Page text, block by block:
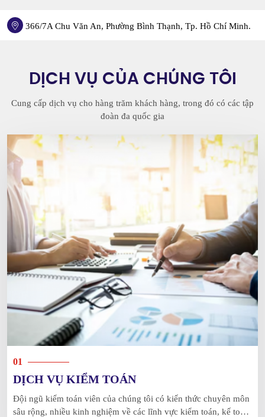
366/7A Chu Văn An, Phường Bình Thạnh, Tp. Hồ Chí Minh.
DỊCH VỤ CỦA CHÚNG TÔI
Cung cấp dịch vụ cho hàng trăm khách hàng, trong đó có các tập
đoàn đa quốc gia
01
DỊCH VỤ KIỂM TOÁN
Đội ngũ kiểm toán viên của chúng tôi có kiến thức chuyên môn
sâu rộng, nhiều kinh nghiệm về các lĩnh vực kiểm toán, kế toán